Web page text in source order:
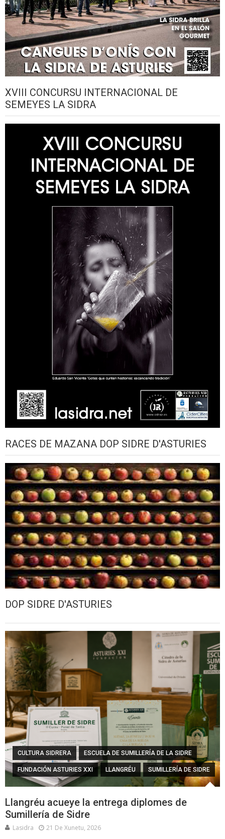
XVIII CONCURSU INTERNACIONAL DE
SEMEYES LA SIDRA
RACES DE MAZANA DOP SIDRE D'ASTURIES
DOP SIDRE D'ASTURIES
CULTURA SIDRERA ESCUELA DE SUMILLERÍA DE LA SIDRE
FUNDACIÓN ASTURIES XXI LLANGRÉU SUMILLERÍA DE SIDRE
Llangréu acueye la entrega diplomes de
Sumillería de Sidre
Lasidra 21 De Xunetu, 2026